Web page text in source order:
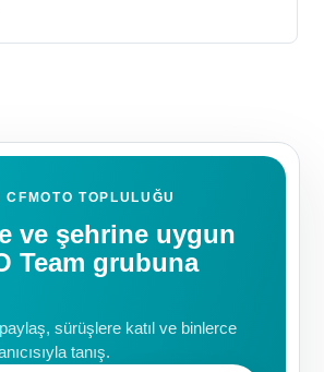
TOPLULUĞU
ve şehrine uygun
Team grubuna
sürüşlere katıl ve binlerce
tanış.